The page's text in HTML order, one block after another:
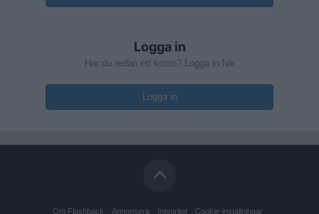
Logga in
Har du redan ett konto? Logga in här
Logga in
Om Flashback Annonsera Integritet Cookie-inställningar